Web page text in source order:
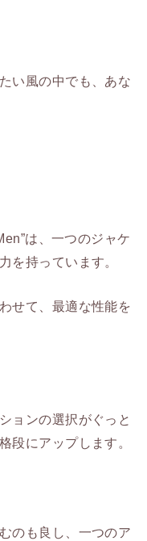
い風の中でも、あな
は、一つのジャケ
を持っています。
せて、最適な性能を
ョンの選択がぐっと
段にアップします。
のも良し、一つのア